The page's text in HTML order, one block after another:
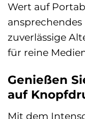
Wert auf
zuverlässige
für reine
Genießen
auf
Mit dem